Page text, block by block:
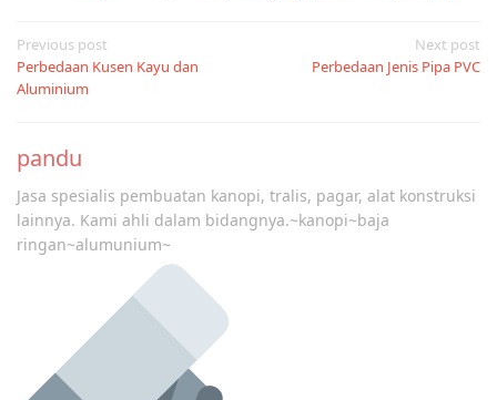
Post
navigation
Previous post
Perbedaan Kusen Kayu dan
Aluminium
Next post
Perbedaan Jenis Pipa PVC
pandu
Jasa spesialis pembuatan kanopi, tralis, pagar, alat konstruksi
lainnya. Kami ahli dalam bidangnya.~kanopi~baja
ringan~alumunium~